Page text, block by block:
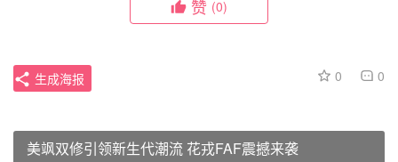
赞 (0)
0 0
生成海报
美飒双修引领新生代潮流 花戎FAF震撼来袭